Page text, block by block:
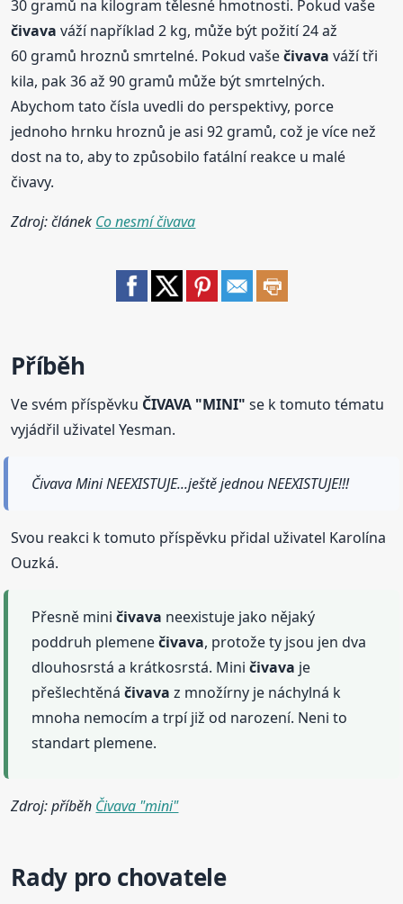
30 gramů na kilogram tělesné hmotnosti. Pokud vaše
čivava váží například 2 kg, může být požití 24 až
60 gramů hroznů smrtelné. Pokud vašečivava váží tři
kila, pak 36 až 90 gramů může být smrtelných.
Abychom tato čísla uvedli do perspektivy, porce
jednoho hrnku hroznů je asi 92 gramů, což je více než
dost na to, aby to způsobilo fatální reakce u malé
čivavy.
Zdroj: článek Co nesmí čivava
Příběh
Ve svém příspěvku ČIVAVA "MINI" se k tomuto tématu
vyjádřil uživatel Yesman.
Čivava Mini NEEXISTUJE...ještě jednou NEEXISTUJE!!!
Svou reakci k tomuto příspěvku přidal uživatel Karolína
Ouzká.
Přesně miničivava neexistuje jako nějaký
poddruh plemenečivava, protože ty jsou jen dva
dlouhosrstá a krátkosrstá. Miničivava je
přešlechtěnáčivava z množírny je náchylná k
mnoha nemocím a trpí již od narození. Neni to
standart plemene.
Zdroj: příběh Čivava "mini"
Rady pro chovatele